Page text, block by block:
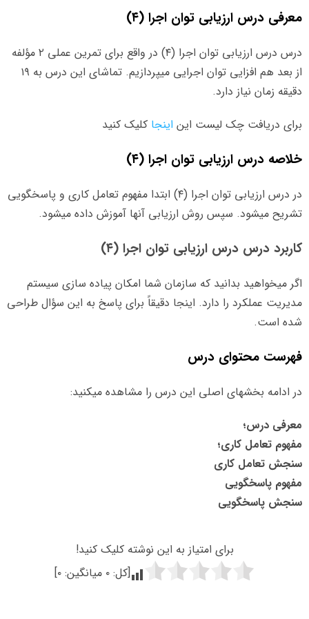
معرفی درس ارزیابی توان اجرا (۴)
درس درس ارزیابی توان اجرا (۴) در واقع برای تمرین عملی ۲ مؤلفه
از بعد هم افزایی توان اجرایی میپردازیم. تماشای این درس به ۱۹
دقیقه زمان نیاز دارد.
برای دریافت چک لیست این اینجا کلیک کنید
خلاصه درس ارزیابی توان اجرا (۴)
در درس ارزیابی توان اجرا (۴) ابتدا مفهوم تعامل کاری و پاسخگویی
تشریح میشود. سپس روش ارزیابی آنها آموزش داده میشود.
کاربرد درس درس ارزیابی توان اجرا (۴)
اگر میخواهید بدانید که سازمان شما امکان پیاده سازی سیستم
مدیریت عملکرد را دارد. اینجا دقیقاً برای پاسخ به این سؤال طراحی
شده است.
فهرست محتوای درس
در ادامه بخشهای اصلی این درس را مشاهده میکنید:
معرفی درس؛
مفهوم تعامل کاری؛
سنجش تعامل کاری
مفهوم پاسخگویی
سنجش پاسخگویی
برای امتیاز به این نوشته کلیک کنید!
[کل: ۰ میانگین: ۰]